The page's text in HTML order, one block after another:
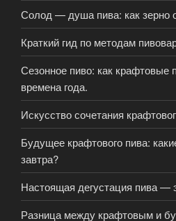
Солод — душа пива: как зерно
Краткий гид по методам
Сезонное пиво: как крафтовые
времена года.
Искусство сочетания
Будущее крафтового пива:
завтра?
Настоящая дегустация пива —
Разница между крафтовым и